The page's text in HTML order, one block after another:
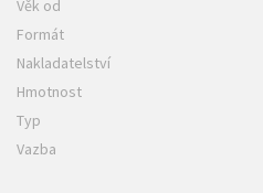
Věk od
Formát
Nakladatelství
Hmotnost
Typ
Vazba